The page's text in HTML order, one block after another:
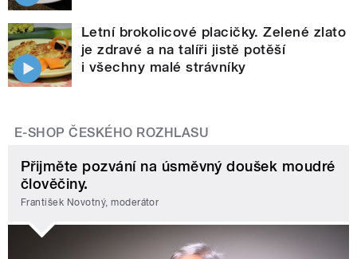
Letní brokolicové placičky. Zelené zlato
je zdravé a na talíři jistě potěší
i všechny malé strávníky
E-SHOP ČESKÉHO ROZHLASU
Přijměte pozvání na úsměvný doušek moudré
člověčiny.
František Novotný, moderátor